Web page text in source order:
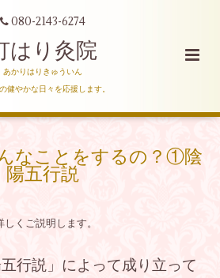
080-2143-6274
はり灸院
あかりはりきゅういん
健やかな日々を応援します。
なことをするの？①陰
陽五行説
くご説明します。
行説」によって成り立って